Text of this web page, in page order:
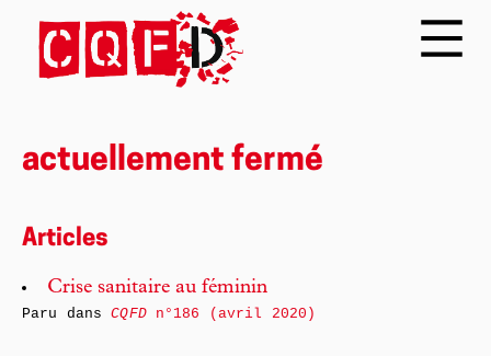
actuellement fermé
Articles
Crise sanitaire au féminin
Paru dansCQFDn°186 (avril 2020)